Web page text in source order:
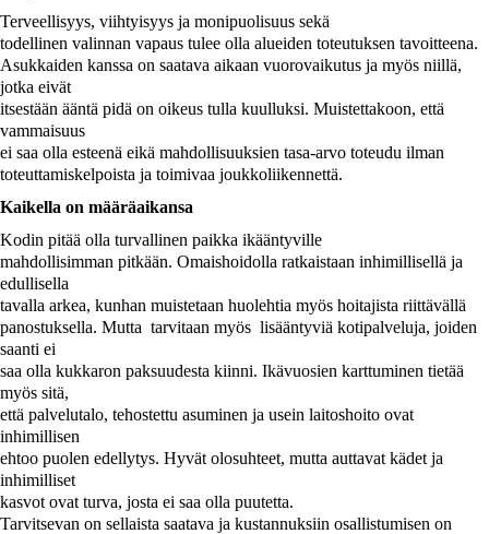
Terveellisyys, viihtyisyys ja monipuolisuus sekä
todellinen valinnan vapaus tulee olla alueiden toteutuksen tavoitteena.
Asukkaiden kanssa on saatava aikaan vuorovaikutus ja myös niillä,
jotka eivät
itsestään ääntä pidä on oikeus tulla kuulluksi. Muistettakoon, että
vammaisuus
ei saa olla esteenä eikä mahdollisuuksien tasa-arvo toteudu ilman
toteuttamiskelpoista ja toimivaa joukkoliikennettä.
Kaikella on määräaikansa
Kodin pitää olla turvallinen paikka ikääntyville
mahdollisimman pitkään. Omaishoidolla ratkaistaan inhimillisellä ja
edullisella
tavalla arkea, kunhan muistetaan huolehtia myös hoitajista riittävällä
panostuksella. Mutta tarvitaan myös lisääntyviä kotipalveluja, joiden
saanti ei
saa olla kukkaron paksuudesta kiinni. Ikävuosien karttuminen tietää
myös sitä,
että palvelutalo, tehostettu asuminen ja usein laitoshoito ovat
inhimillisen
ehtoo puolen edellytys. Hyvät olosuhteet, mutta auttavat kädet ja
inhimilliset
kasvot ovat turva, josta ei saa olla puutetta.
Tarvitsevan on sellaista saatava ja kustannuksiin osallistumisen on